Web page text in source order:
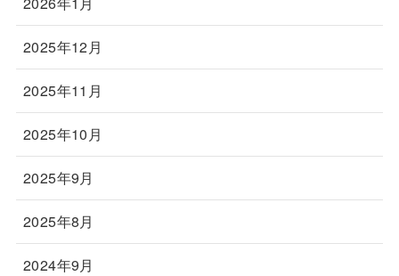
2025年12月
2025年11月
2025年10月
2025年9月
2025年8月
2024年9月